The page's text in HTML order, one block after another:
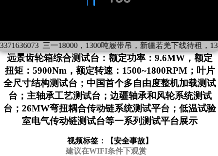
三一18000，1300吨履带吊，新疆若羌下线待租，
远景齿轮箱综合测试台：额定功率：9.6MW，额定
扭矩：5900Nm，额定转速：1500~1800RPM；叶片
全尺寸结构测试台；中国首个多自由度整机加载测试
台；主轴承工艺测试台；边疆轴承和风轮系统测试
台；26MW弯扭耦合传动链系统测试平台；低温试验
室电气传动链测试台等一系列测试平台展示
视频标签：【安全事故】
建议在WIFI条件下观赏